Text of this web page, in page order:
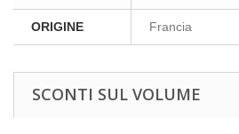
ORIGINE Francia
SCONTI SUL VOLUME